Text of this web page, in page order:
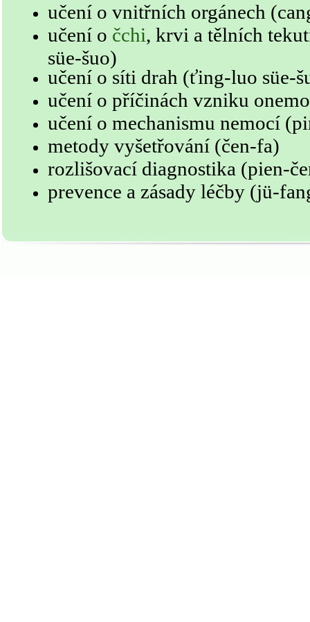
učení o vnitřních orgánech
učení o čchi, krvi a tělních
süe-šuo)
učení o síti drah (ťing-luo süe-
učení o příčinách vzniku
učení o mechanismu nemocí
metody vyšetřování (čen-fa)
rozlišovací diagnostika (pien-
prevence a zásady léčby (jü-